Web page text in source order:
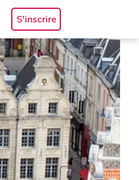
S'inscrire